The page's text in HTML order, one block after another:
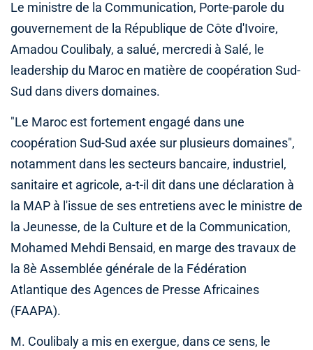
Le ministre de la Communication, Porte-parole du
gouvernement de la République de Côte d'Ivoire,
Amadou Coulibaly, a salué, mercredi à Salé, le
leadership du Maroc en matière de coopération Sud-
Sud dans divers domaines.
"Le Maroc est fortement engagé dans une
coopération Sud-Sud axée sur plusieurs domaines",
notamment dans les secteurs bancaire, industriel,
sanitaire et agricole, a-t-il dit dans une déclaration à
la MAP à l'issue de ses entretiens avec le ministre de
la Jeunesse, de la Culture et de la Communication,
Mohamed Mehdi Bensaid, en marge des travaux de
la 8è Assemblée générale de la Fédération
Atlantique des Agences de Presse Africaines
(FAAPA).
M. Coulibaly a mis en exergue, dans ce sens, le